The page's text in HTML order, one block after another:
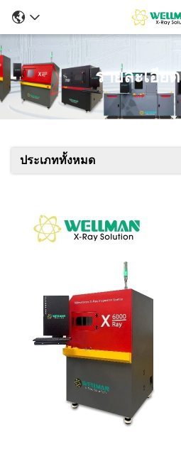
รายละเอีย
ประเภททั้งหมด